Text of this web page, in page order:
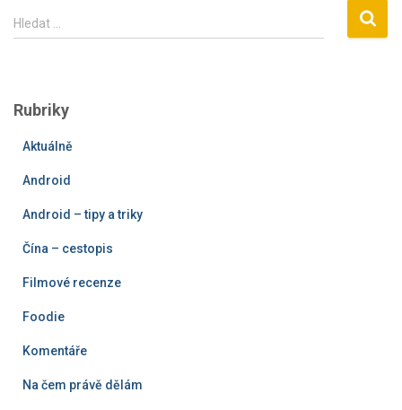
V
y
d
Hledat …
Rubriky
Aktuálně
Android
Android – tipy a triky
Čína – cestopis
Filmové recenze
Foodie
Komentáře
Na čem právě dělám